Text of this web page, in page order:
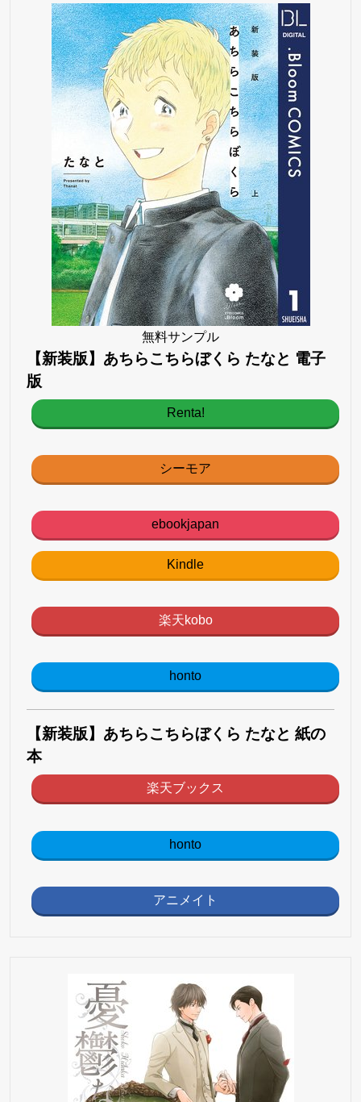
無料サンプル
【新装版】あちらこちらぼくら たなと 電子
版
Renta!
シーモア
ebookjapan
Kindle
楽天kobo
honto
【新装版】あちらこちらぼくら たなと 紙の
本
楽天ブックス
honto
アニメイト